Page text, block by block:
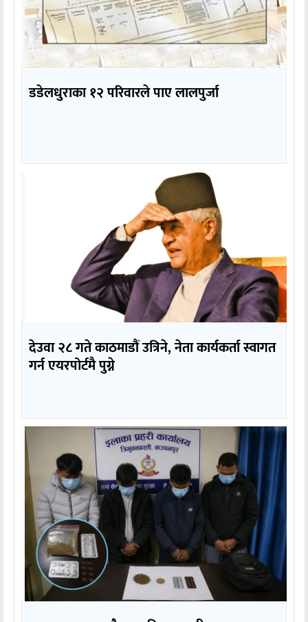
डडेलधुराका १२ परिवारले पाए लालपुर्जा
देउवा २८ गते काठमाडौं उत्रिने, नेता कार्यकर्ता स्वागत
गर्न एयरपोर्टमै पुग्ने